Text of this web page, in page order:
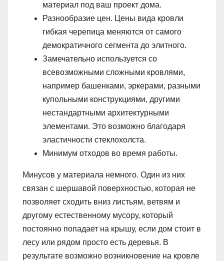
материал под ваш проект дома.
Разнообразие цен. Цены вида кровли
гибкая черепица меняются от самого
демократичного сегмента до элитного.
Замечательно используется со
всевозможными сложными кровлями,
например башенками, эркерами, разными
купольными конструкциями, другими
нестандартными архитектурными
элементами. Это возможно благодаря
эластичности стеклохолста.
Минимум отходов во время работы.
Минусов у материала немного. Один из них
связан с шершавой поверхностью, которая не
позволяет сходить вниз листьям, ветвям и
другому естественному мусору, который
постоянно попадает на крышу, если дом стоит в
лесу или рядом просто есть деревья. В
результате возможно возникновение на кровле